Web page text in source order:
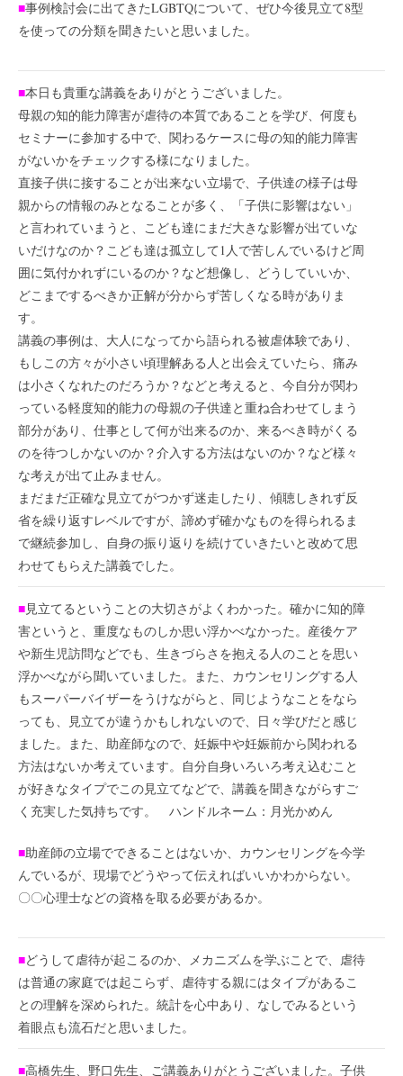
■事例検討会に出てきたLGBTQについて、ぜひ今後見立て8型
を使っての分類を聞きたいと思いました。
■本日も貴重な講義をありがとうございました。
母親の知的能力障害が虐待の本質であることを学び、何度も
セミナーに参加する中で、関わるケースに母の知的能力障害
がないかをチェックする様になりました。
直接子供に接することが出来ない立場で、子供達の様子は母
親からの情報のみとなることが多く、「子供に影響はない」
と言われていまうと、こども達にまだ大きな影響が出ていな
いだけなのか？こども達は孤立して1人で苦しんでいるけど周
囲に気付かれずにいるのか？など想像し、どうしていいか、
どこまでするべきか正解が分からず苦しくなる時がありま
す。
講義の事例は、大人になってから語られる被虐体験であり、
もしこの方々が小さい頃理解ある人と出会えていたら、痛み
は小さくなれたのだろうか？などと考えると、今自分が関わ
っている軽度知的能力の母親の子供達と重ね合わせてしまう
部分があり、仕事として何が出来るのか、来るべき時がくる
のを待つしかないのか？介入する方法はないのか？など様々
な考えが出て止みません。
まだまだ正確な見立てがつかず迷走したり、傾聴しきれず反
省を繰り返すレベルですが、諦めず確かなものを得られるま
で継続参加し、自身の振り返りを続けていきたいと改めて思
わせてもらえた講義でした。
■見立てるということの大切さがよくわかった。確かに知的障
害というと、重度なものしか思い浮かべなかった。産後ケア
や新生児訪問などでも、生きづらさを抱える人のことを思い
浮かべながら聞いていました。また、カウンセリングする人
もスーパーバイザーをうけながらと、同じようなことをなら
っても、見立てが違うかもしれないので、日々学びだと感じ
ました。また、助産師なので、妊娠中や妊娠前から関われる
方法はないか考えています。自分自身いろいろ考え込むこと
が好きなタイプでこの見立てなどで、講義を聞きながらすご
く充実した気持ちです。 ハンドルネーム：月光かめん
■助産師の立場でできることはないか、カウンセリングを今学
んでいるが、現場でどうやって伝えればいいかわからない。
〇〇心理士などの資格を取る必要があるか。
■どうして虐待が起こるのか、メカニズムを学ぶことで、虐待
は普通の家庭では起こらず、虐待する親にはタイプがあるこ
との理解を深められた。統計を心中あり、なしでみるという
着眼点も流石だと思いました。
■高橋先生、野口先生、ご講義ありがとうございました。子供